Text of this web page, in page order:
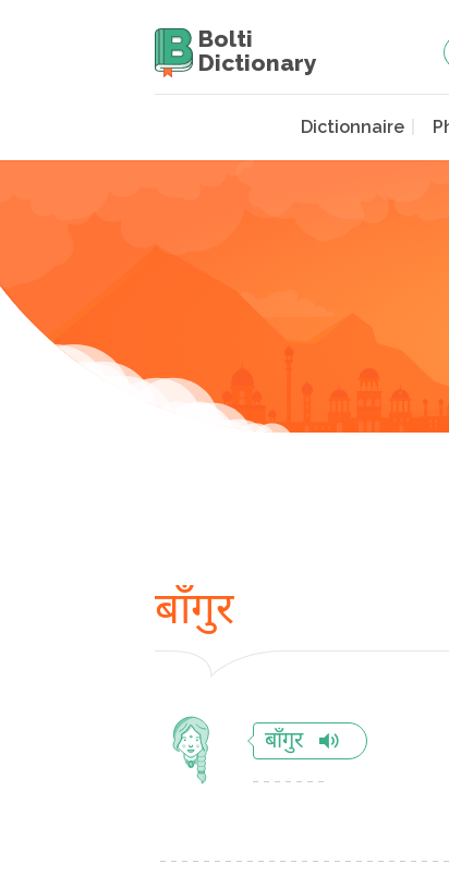
Bolti
Dictionary
Dictionnaire
बाँगुर
बाँगुर